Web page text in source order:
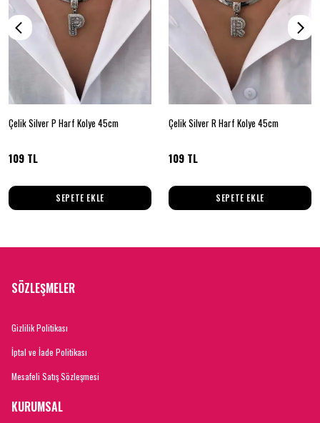
Çelik Silver P Harf Kolye 45cm
109 TL
SEPETE EKLE
Çelik Silver R Harf Kolye 45cm
109 TL
SEPETE EKLE
SÖZLEŞMELER
Gizlilik Politikası
İptal ve İade Politikası
Mesafeli Satış Sözleşmesi
KURUMSAL